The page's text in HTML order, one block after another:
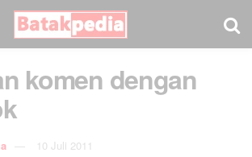
komen dengan
10 Juli 2011